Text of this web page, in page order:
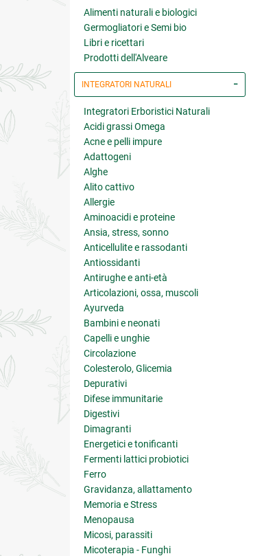
Alimenti naturali e biologici
Germogliatori e Semi bio
Libri e ricettari
Prodotti dell'Alveare
INTEGRATORI NATURALI
Integratori Erboristici Naturali
Acidi grassi Omega
Acne e pelli impure
Adattogeni
Alghe
Alito cattivo
Allergie
Aminoacidi e proteine
Ansia, stress, sonno
Anticellulite e rassodanti
Antiossidanti
Antirughe e anti-età
Articolazioni, ossa, muscoli
Ayurveda
Bambini e neonati
Capelli e unghie
Circolazione
Colesterolo, Glicemia
Depurativi
Difese immunitarie
Digestivi
Dimagranti
Energetici e tonificanti
Fermenti lattici probiotici
Ferro
Gravidanza, allattamento
Memoria e Stress
Menopausa
Micosi, parassiti
Micoterapia - Funghi